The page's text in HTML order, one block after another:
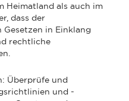
Heimatland als auch im
dass der
Gesetzen in Einklang
rechtliche
Überprüfe und
und -